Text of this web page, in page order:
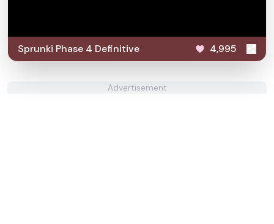
Sprunki Phase 4 Definitive 4,995
Advertisement